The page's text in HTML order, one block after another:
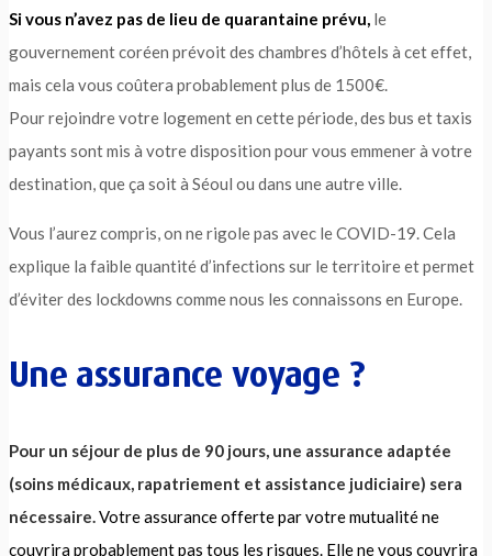
Si vous n’avez pas de lieu de quarantaine prévu, le
gouvernement coréen prévoit des chambres d’hôtels à cet effet,
mais cela vous coûtera probablement plus de 1500€.
Pour rejoindre votre logement en cette période, des bus et taxis
payants sont mis à votre disposition pour vous emmener à votre
destination, que ça soit à Séoul ou dans une autre ville.
Vous l’aurez compris, on ne rigole pas avec le COVID-19. Cela
explique la faible quantité d’infections sur le territoire et permet
d’éviter des lockdowns comme nous les connaissons en Europe.
Une assurance voyage ?
Pour un séjour de plus de 90 jours, une assurance adaptée
(soins médicaux, rapatriement et assistance judiciaire) sera
nécessaire.Votre assurance offerte par votre mutualité ne
couvrira probablement pas tous les risques. Elle ne vous couvrira